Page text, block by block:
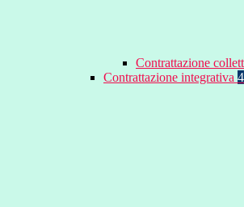
Contrattazione
Contrattazione integrativa 4